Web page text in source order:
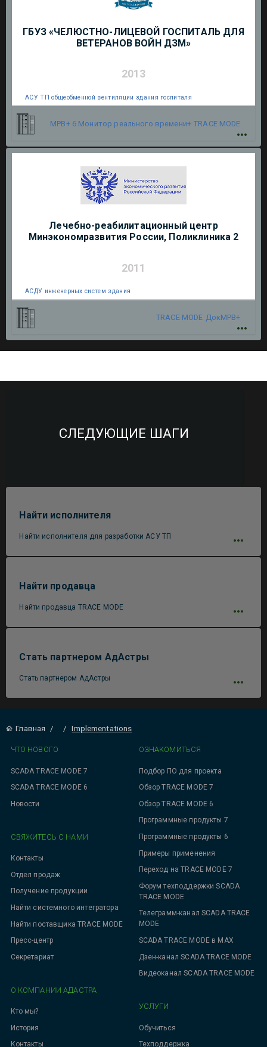
ГБУЗ «ЧЕЛЮСТНО-ЛИЦЕВОЙ ГОСПИТАЛЬ ДЛЯ
ВЕТЕРАНОВ ВОЙН ДЗМ»
2013
АСУ ТП общеобменной вентиляции здания госпиталя
МРВ+ 6.Монитор реального времени+ TRACE MODE
Лечебно-реабилитационный центр
Минэкономразвития России, Поликлиника 2
2011
АСДУ инженерных систем здания
TRACE MODE ДокМРВ+
СЛЕДУЮЩИЕ ШАГИ
Найти исполнителя
Найти исполнителя для разработки АСУ ТП
Найти продавца
Найти продавца TRACE MODE
Стать партнером АдАстры
Стать партнером АдАстры
Главная / / Implementations
ЧТО НОВОГО
SCADA TRACE MODE 7
SCADA TRACE MODE 6
Новости
ОЗНАКОМИТЬСЯ
Подбор ПО для проекта
Обзор TRACE MODE 7
Обзор TRACE MODE 6
Программные продукты 7
Программные продукты 6
Примеры применения
Переход на TRACE MODE 7
Форум техподдержки SCADA
TRACE MODE
Телеграмм-канал SCADA TRACE
MODE
SCADA TRACE MODE в MAX
Дзен-канал SCADA TRACE MODE
Видеоканал SCADA TRACE MODE
УСЛУГИ
Обучиться
Техподдержка
СВЯЖИТЕСЬ С НАМИ
Контакты
Отдел продаж
Получение продукции
Найти системного интегратора
Найти поставщика TRACE MODE
Пресс-центр
Секретариат
О КОМПАНИИ АДАСТРА
Кто мы?
История
Контакты